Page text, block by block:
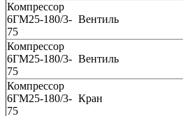
Компрессор
6ГМ25-180/3-
75
Вентиль
Компрессор
6ГМ25-180/3-
75
Вентиль
Компрессор
6ГМ25-180/3-
75
Кран